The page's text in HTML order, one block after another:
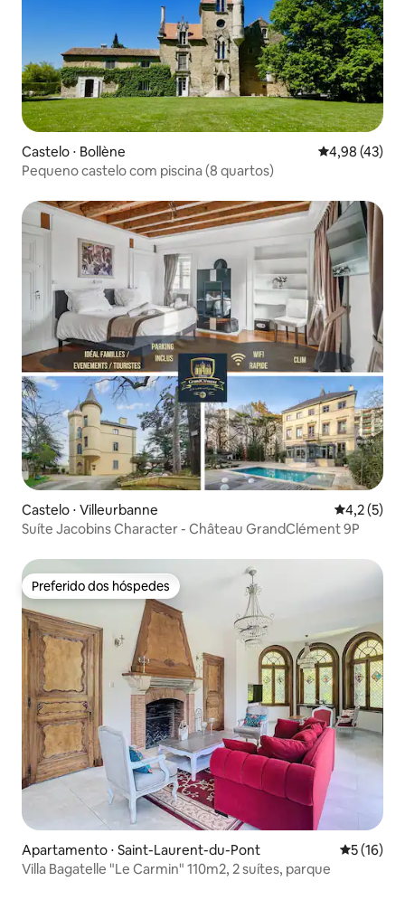
Castelo ⋅ Bollène 4,98 de uma
4,98 (43)
Pequeno castelo com piscina (8 quartos)
Castelo ⋅ Villeurbanne 4,2 de
4,2 (5)
Suíte Jacobins Character - Château GrandClément 9P
Preferido dos hóspedes
Preferido dos hóspedes
Apartamento ⋅ Saint-Laurent-du-Pont 5 de uma
5 (16)
Villa Bagatelle "Le Carmin" 110m2, 2 suítes, parque